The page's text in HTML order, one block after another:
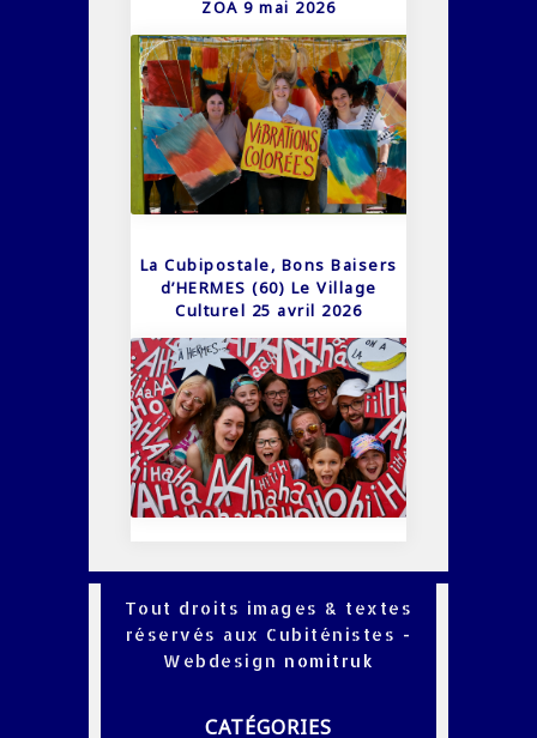
ZOA 9 mai 2026
La Cubipostale, Bons Baisers
d’HERMES (60) Le Village
Culturel 25 avril 2026
Tout droits images & textes
réservés aux Cubiténistes -
Webdesign nomitruk
CATÉGORIES